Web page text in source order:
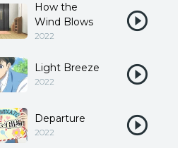
How the
Wind Blows
2022
Light Breeze
2022
Departure
2022